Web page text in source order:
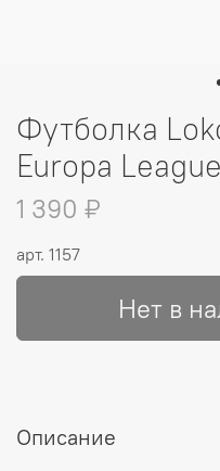
арт. 1157
Футболка
Europa
1 390 ₽
Нет в
Описание